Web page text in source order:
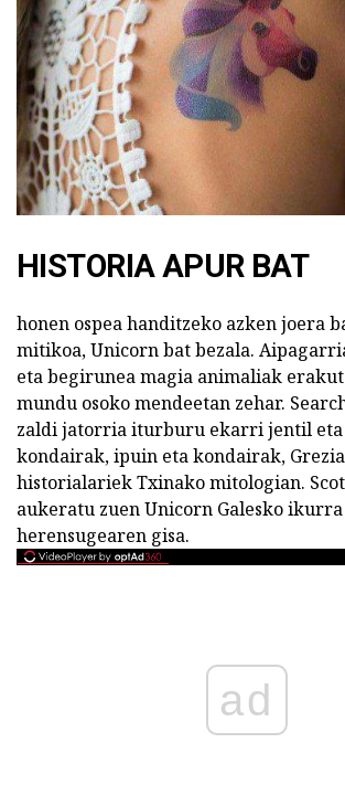
HISTORIA APUR BAT
honen ospea handitzeko azken joera
mitikoa, Unicorn bat bezala.
eta begirunea magia animaliak
mundu osoko mendeetan zehar.
zaldi jatorria iturburu ekarri jentil
kondairak, ipuin eta kondairak,
historialariek Txinako mitologian.
aukeratu zuen Unicorn Galesko
herensugearen gisa.
ad